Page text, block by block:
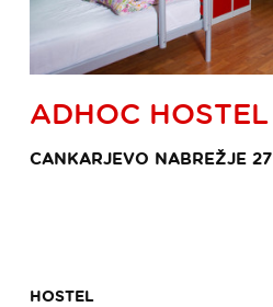
ADHOC HOSTEL
CANKARJEVO NABREŽJE 27
HOSTEL